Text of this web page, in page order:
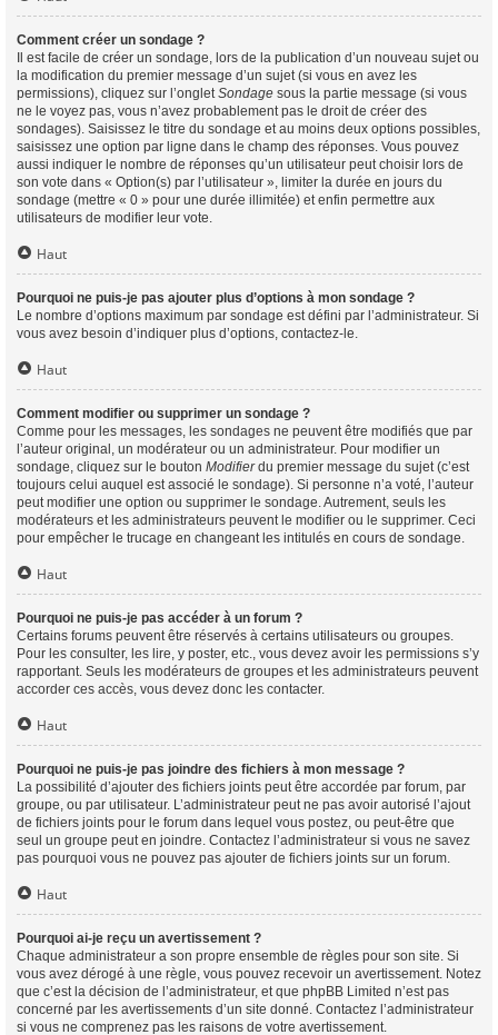
Comment créer un sondage ?
Il est facile de créer un sondage, lors de la publication d’un nouveau sujet ou
la modification du premier message d’un sujet (si vous en avez les
permissions), cliquez sur l’ongletSondage sous la partie message (si vous
ne le voyez pas, vous n’avez probablement pas le droit de créer des
sondages). Saisissez le titre du sondage et au moins deux options possibles,
saisissez une option par ligne dans le champ des réponses. Vous pouvez
aussi indiquer le nombre de réponses qu’un utilisateur peut choisir lors de
son vote dans « Option(s) par l’utilisateur », limiter la durée en jours du
sondage (mettre « 0 » pour une durée illimitée) et enfin permettre aux
utilisateurs de modifier leur vote.
Haut
Pourquoi ne puis-je pas ajouter plus d’options à mon sondage ?
Le nombre d’options maximum par sondage est défini par l’administrateur. Si
vous avez besoin d’indiquer plus d’options, contactez-le.
Haut
Comment modifier ou supprimer un sondage ?
Comme pour les messages, les sondages ne peuvent être modifiés que par
l’auteur original, un modérateur ou un administrateur. Pour modifier un
sondage, cliquez sur le bouton Modifierdu premier message du sujet (c’est
toujours celui auquel est associé le sondage). Si personne n’a voté, l’auteur
peut modifier une option ou supprimer le sondage. Autrement, seuls les
modérateurs et les administrateurs peuvent le modifier ou le supprimer. Ceci
pour empêcher le trucage en changeant les intitulés en cours de sondage.
Haut
Pourquoi ne puis-je pas accéder à un forum ?
Certains forums peuvent être réservés à certains utilisateurs ou groupes.
Pour les consulter, les lire, y poster, etc., vous devez avoir les permissions s’y
rapportant. Seuls les modérateurs de groupes et les administrateurs peuvent
accorder ces accès, vous devez donc les contacter.
Haut
Pourquoi ne puis-je pas joindre des fichiers à mon message ?
La possibilité d’ajouter des fichiers joints peut être accordée par forum, par
groupe, ou par utilisateur. L’administrateur peut ne pas avoir autorisé l’ajout
de fichiers joints pour le forum dans lequel vous postez, ou peut-être que
seul un groupe peut en joindre. Contactez l’administrateur si vous ne savez
pas pourquoi vous ne pouvez pas ajouter de fichiers joints sur un forum.
Haut
Pourquoi ai-je reçu un avertissement ?
Chaque administrateur a son propre ensemble de règles pour son site. Si
vous avez dérogé à une règle, vous pouvez recevoir un avertissement. Notez
que c’est la décision de l’administrateur, et que phpBB Limited n’est pas
concerné par les avertissements d’un site donné. Contactez l’administrateur
si vous ne comprenez pas les raisons de votre avertissement.